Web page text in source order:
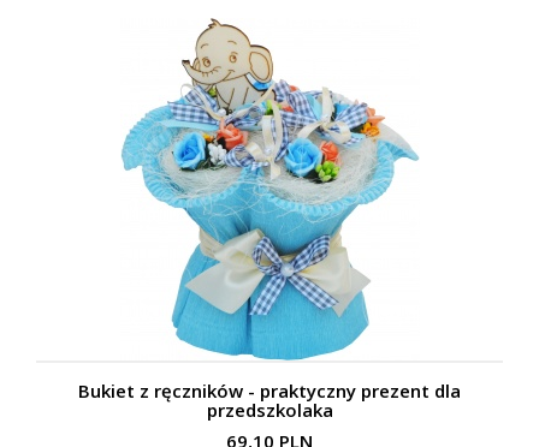
Bukiet z ręczników - praktyczny prezent dla
przedszkolaka
69,10 PLN